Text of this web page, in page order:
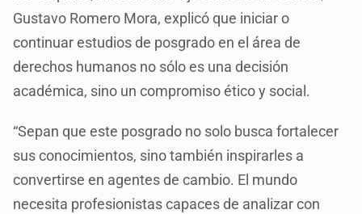
Gustavo Romero Mora, explicó que iniciar o
continuar estudios de posgrado en el área de
derechos humanos no sólo es una decisión
académica, sino un compromiso ético y social.
“Sepan que este posgrado no solo busca fortalecer
sus conocimientos, sino también inspirarles a
convertirse en agentes de cambio. El mundo
necesita profesionistas capaces de analizar con